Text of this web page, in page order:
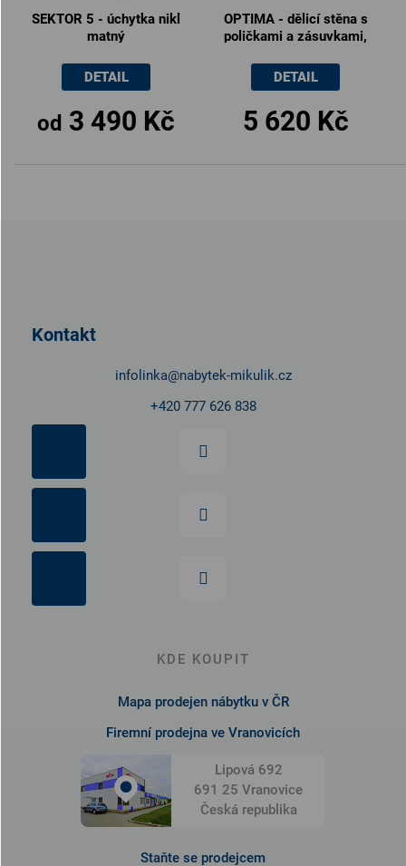
SEKTOR 5 - úchytka nikl
matný
od 3 490 Kč
DETAIL
OPTIMA - dělicí stěna s
poličkami a zásuvkami,
5 620 Kč
DETAIL
Kontakt
infolinka@nabytek-mikulik.cz
+420 777 626 838
KDE KOUPIT
Mapa prodejen nábytku v ČR
Firemní prodejna ve Vranovicích
Lipová 692
691 25 Vranovice
Česká republika
Staňte se prodejcem